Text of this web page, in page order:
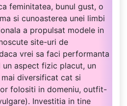
feminitatea, bunul gust, o
si cunoasterea unei limbi
a propulsat modele in
site-uri de
vrei sa faci performanta
aspect fizic placut, un
diversificat cat si
folositi in domeniu, outfit-
Investitia in tine